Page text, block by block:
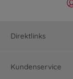
Direktlinks
Kundenservice